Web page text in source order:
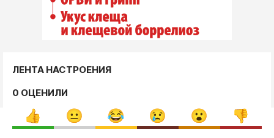
ЛЕНТА НАСТРОЕНИЯ
0 ОЦЕНИЛИ